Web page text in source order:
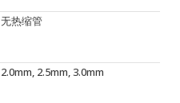
无热缩管
2.0mm, 2.5mm, 3.0mm